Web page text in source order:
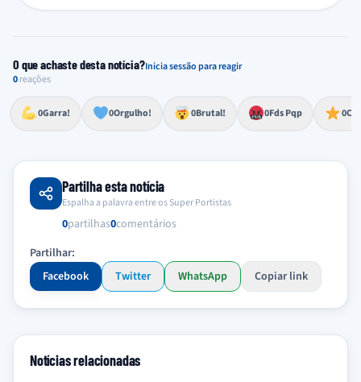
O que achaste desta notícia?Inicia sessão para reagir
0reações
0Garra!
Esforço, determinação, aprovação forte
0Orgulho!
Lealdade, amor clubístico, sentimento profundo
0Brutal!
Impressionante, chocante, de grande impacto 0Fds Pqp
Reação de desespero, raiva, frustração ou espanto extremo 0
Excelência, destaque, o melhor
Partilha esta notícia
Espalha a palavra entre os Super Portistas
0partilhas0comentários
Partilhar:
Facebook
Twitter WhatsApp Copiar link
Notícias relacionadas